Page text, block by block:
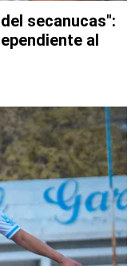
secanucas":
al